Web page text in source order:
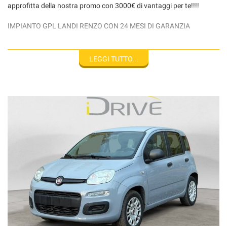
approfitta della nostra promo con 3000€ di vantaggi per te!!!!
IMPIANTO GPL LANDI RENZO CON 24 MESI DI GARANZIA
IN VIA TIBURTINA 916, DAL LUNEDI' AL SABATO DALLE ORE 09,00
ALLE ORE 19,00 ORARIO CONTINUATO!!!
Disclaimer: Tutti i dati pubblicati, fotografie comprese, relativi alla
descrizione di questo veicolo sono stati compilati con cura, tuttavia,
potrebbero contenere errori e omissioni. Si declina quindi ogni
responsabilità se le informazioni consultate non corrispondono alle
caratteristiche del mezzo. La correttezza delle informazioni può
essere verificata in sede o contattando un consulente alle vendite.
Si prega pertanto di verificare, con i nostri consulenti dedicati, la
coerenza dei dati descritti.
WWW.IDRIVEROMA.COM
LEGGI TUTTO...